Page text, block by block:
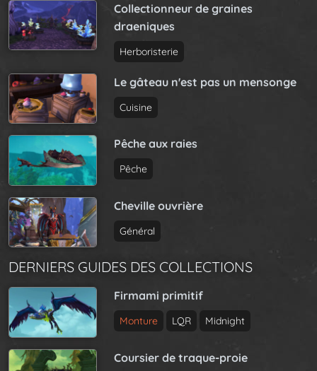
Collectionneur de graines
draeniques
Herboristerie
Le gâteau n'est pas un mensonge
Cuisine
Pêche aux raies
Pêche
Cheville ouvrière
Général
DERNIERS GUIDES DES COLLECTIONS
Firmami primitif
Monture LQR Midnight
Coursier de traque-proie